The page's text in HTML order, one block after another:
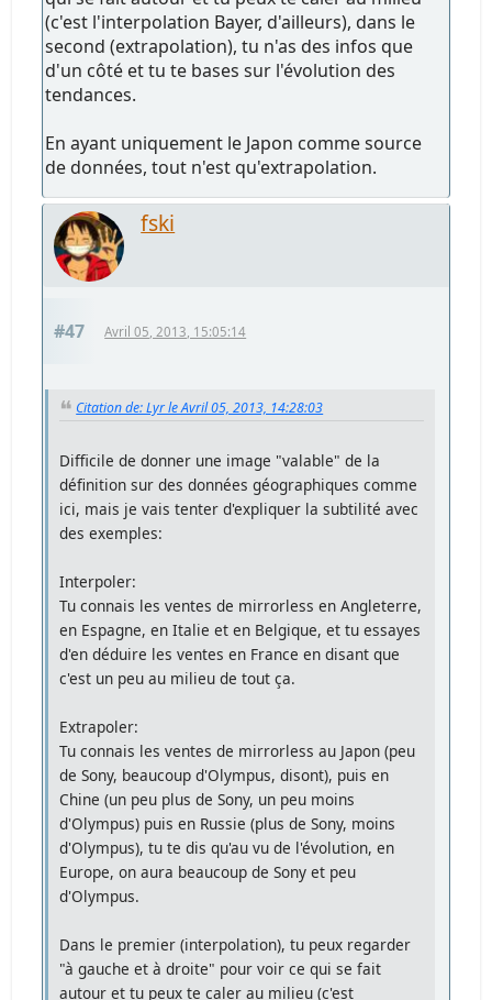
(c'est l'interpolation Bayer, d'ailleurs), dans le
second (extrapolation), tu n'as des infos que
d'un côté et tu te bases sur l'évolution des
tendances.
En ayant uniquement le Japon comme source
de données, tout n'est qu'extrapolation.
fski
#47 Avril 05, 2013, 15:05:14
Citation de: Lyr le Avril 05, 2013, 14:28:03
Difficile de donner une image "valable" de la
définition sur des données géographiques comme
ici, mais je vais tenter d'expliquer la subtilité avec
des exemples:
Interpoler:
Tu connais les ventes de mirrorless en Angleterre,
en Espagne, en Italie et en Belgique, et tu essayes
d'en déduire les ventes en France en disant que
c'est un peu au milieu de tout ça.
Extrapoler:
Tu connais les ventes de mirrorless au Japon (peu
de Sony, beaucoup d'Olympus, disont), puis en
Chine (un peu plus de Sony, un peu moins
d'Olympus) puis en Russie (plus de Sony, moins
d'Olympus), tu te dis qu'au vu de l'évolution, en
Europe, on aura beaucoup de Sony et peu
d'Olympus.
Dans le premier (interpolation), tu peux regarder
"à gauche et à droite" pour voir ce qui se fait
autour et tu peux te caler au milieu (c'est